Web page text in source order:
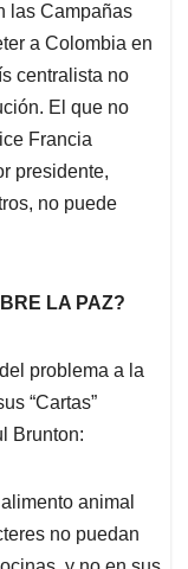
las Campañas
a Colombia en
centralista no
El que no
Francia
presidente,
no puede
LA PAZ?
problema a la
“Cartas”
Brunton:
animal
no puedan